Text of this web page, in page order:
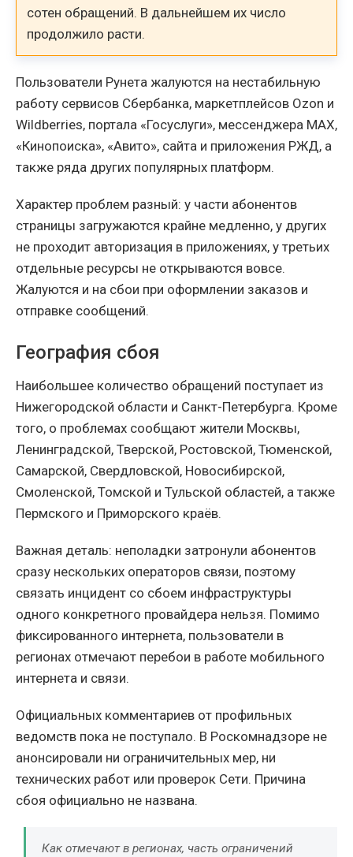
сотен обращений. В дальнейшем их число
продолжило расти.
Пользователи Рунета жалуются на нестабильную
работу сервисов Сбербанка, маркетплейсов Ozon и
Wildberries, портала «Госуслуги», мессенджера MAX,
«Кинопоиска», «Авито», сайта и приложения РЖД, а
также ряда других популярных платформ.
Характер проблем разный: у части абонентов
страницы загружаются крайне медленно, у других
не проходит авторизация в приложениях, у третьих
отдельные ресурсы не открываются вовсе.
Жалуются и на сбои при оформлении заказов и
отправке сообщений.
География сбоя
Наибольшее количество обращений поступает из
Нижегородской области и Санкт-Петербурга. Кроме
того, о проблемах сообщают жители Москвы,
Ленинградской, Тверской, Ростовской, Тюменской,
Самарской, Свердловской, Новосибирской,
Смоленской, Томской и Тульской областей, а также
Пермского и Приморского краёв.
Важная деталь: неполадки затронули абонентов
сразу нескольких операторов связи, поэтому
связать инцидент со сбоем инфраструктуры
одного конкретного провайдера нельзя. Помимо
фиксированного интернета, пользователи в
регионах отмечают перебои в работе мобильного
интернета и связи.
Официальных комментариев от профильных
ведомств пока не поступало. В Роскомнадзоре не
анонсировали ни ограничительных мер, ни
технических работ или проверок Сети. Причина
сбоя официально не названа.
Как отмечают в регионах, часть ограничений